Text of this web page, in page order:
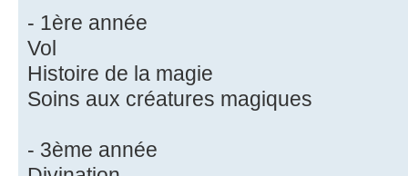
- 1ère année
Vol
Histoire de la magie
Soins aux créatures magiques
- 3ème année